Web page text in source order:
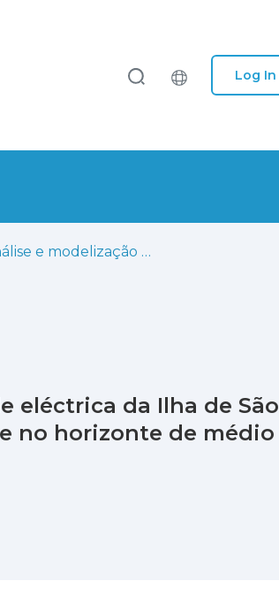
Log In
Análise e modelização da rede eléctrica da Ilha de São Vicente: planeamento da rede no horizonte de médio prazo
eléctrica da Ilha de São
no horizonte de médio